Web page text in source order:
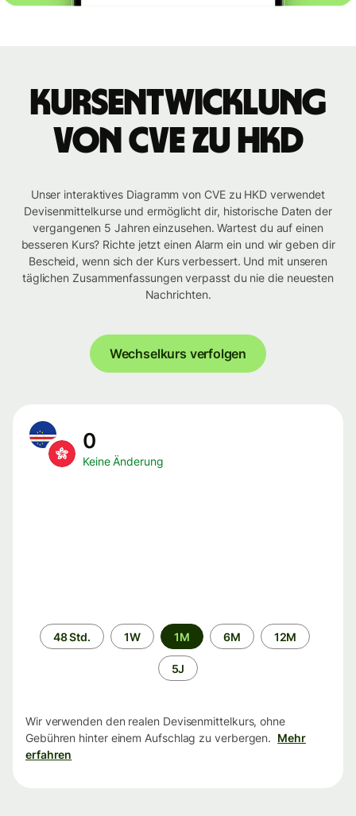
Kursentwicklung
von CVE zu HKD
Unser interaktives Diagramm von CVE zu HKD verwendet
Devisenmittelkurse und ermöglicht dir, historische Daten der
vergangenen 5 Jahren einzusehen. Wartest du auf einen
besseren Kurs? Richte jetzt einen Alarm ein und wir geben dir
Bescheid, wenn sich der Kurs verbessert. Und mit unseren
täglichen Zusammenfassungen verpasst du nie die neuesten
Nachrichten.
Wechselkurs verfolgen
0
Keine Änderung
Zeitraum
48 Std. 1W 1M 6M 12M
5J
Wir verwenden den realen Devisenmittelkurs, ohne
Gebühren hinter einem Aufschlag zu verbergen. Mehr
erfahren